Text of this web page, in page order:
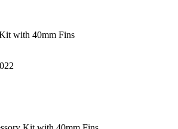
with 40mm Fins